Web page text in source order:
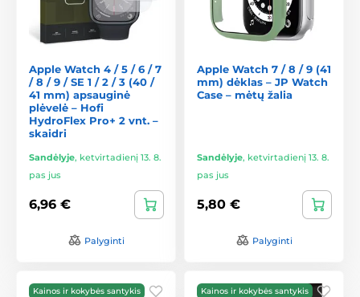
Apple Watch 4 / 5 / 6 / 7
/ 8 / 9 / SE 1 / 2 / 3 (40 /
41 mm) apsauginė
plėvelė – Hofi
HydroFlex Pro+ 2 vnt. –
skaidri
Sandėlyje, ketvirtadienį 13. 8.
pas jus
6,96 €
Palyginti
Apple Watch 7 / 8 / 9 (41
mm) dėklas – JP Watch
Case – mėtų žalia
Sandėlyje, ketvirtadienį 13. 8.
pas jus
5,80 €
Palyginti
Kainos ir kokybės santykis Kainos ir kokybės santykis